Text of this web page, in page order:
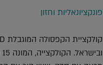
פונקציונאליות וחזון